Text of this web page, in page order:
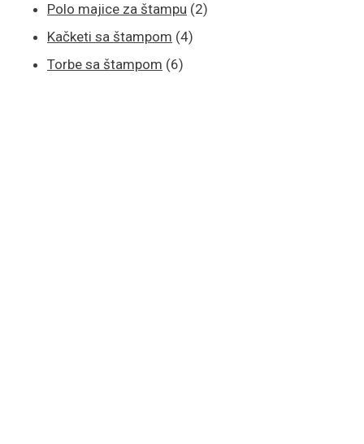
Polo majice za štampu 22
Kačketi sa štampom 44
Torbe sa štampom 66